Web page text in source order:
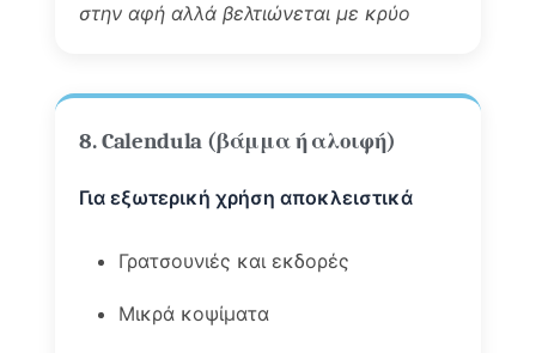
στην αφή αλλά βελτιώνεται με κρύο
8. Calendula (βάμμα ή αλοιφή)
Για εξωτερική χρήση αποκλειστικά
Γρατσουνιές και εκδορές
Μικρά κοψίματα